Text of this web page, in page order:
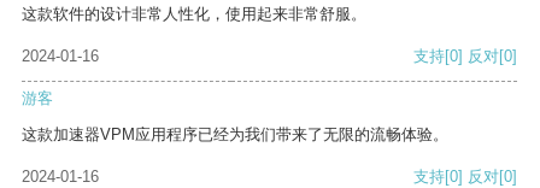
这款软件的设计非常人性化，使用起来非常舒服。
2024-01-16 支持[0] 反对[0]
游客
这款加速器VPM应用程序已经为我们带来了无限的流畅体验。
2024-01-16 支持[0] 反对[0]